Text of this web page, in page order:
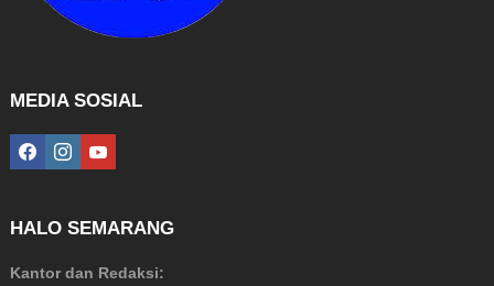
MEDIA SOSIAL
facebookinstagramyoutube
HALO SEMARANG
Kantor dan Redaksi: